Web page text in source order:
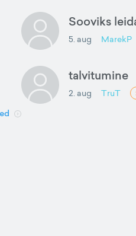
Sooviks
5. aug MarekP
talvitumine
2. aug TruT